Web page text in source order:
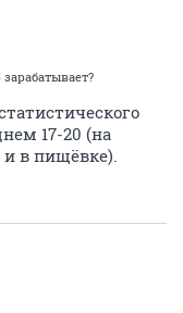
17-20 (на
в пищёвке).